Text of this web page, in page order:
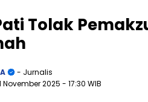
Tolak
- Jurnalis
November 2025 - 17:30 WIB